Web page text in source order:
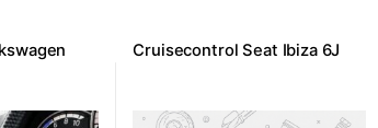
Cruisecontrol Seat Ibiza 6J